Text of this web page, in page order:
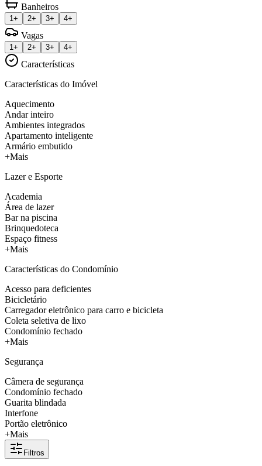
Banheiros
1+ 2+ 3+ 4+
Vagas
1+ 2+ 3+ 4+
Características
Características do Imóvel
Aquecimento
Andar inteiro
Ambientes integrados
Apartamento inteligente
Armário embutido
+Mais
Lazer e Esporte
Academia
Área de lazer
Bar na piscina
Brinquedoteca
Espaço fitness
+Mais
Características do Condomínio
Acesso para deficientes
Bicicletário
Carregador eletrônico para carro e bicicleta
Coleta seletiva de lixo
Condomínio fechado
+Mais
Segurança
Câmera de segurança
Condomínio fechado
Guarita blindada
Interfone
Portão eletrônico
+Mais
Filtros